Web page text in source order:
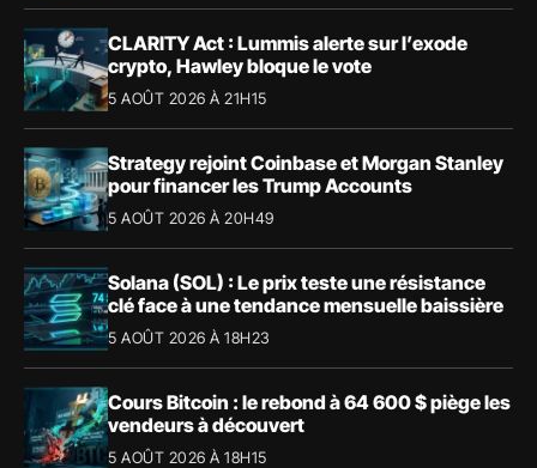
CLARITY Act : Lummis alerte sur l’exode
crypto, Hawley bloque le vote
5 AOÛT 2026 À 21H15
Strategy rejoint Coinbase et Morgan Stanley
pour financer les Trump Accounts
5 AOÛT 2026 À 20H49
Solana (SOL) : Le prix teste une résistance
clé face à une tendance mensuelle baissière
5 AOÛT 2026 À 18H23
Cours Bitcoin : le rebond à 64 600 $ piège les
vendeurs à découvert
5 AOÛT 2026 À 18H15